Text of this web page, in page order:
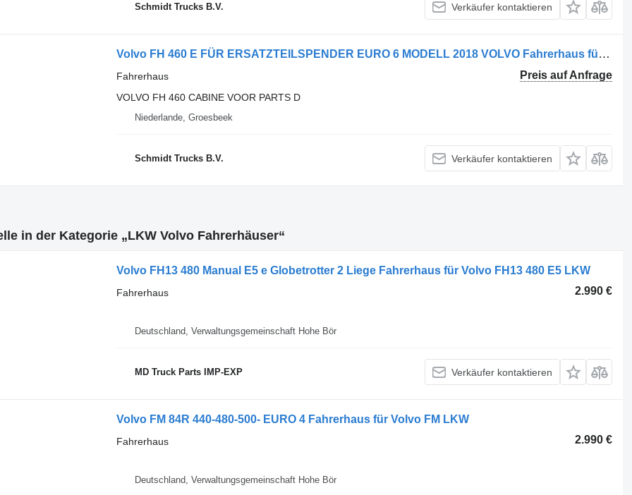
Schmidt Trucks B.V. Verkäufer kontaktieren
Volvo FH 460 E FÜR ERSATZTEILSPENDER EURO 6 MODELL 2018 VOLVO Fahrerhaus für LKW
Preis auf Anfrage
Fahrerhaus
VOLVO FH 460 CABINE VOOR PARTS D
Niederlande, Groesbeek
Schmidt Trucks B.V. Verkäufer kontaktieren
in der Kategorie „LKW Volvo Fahrerhäuser“
Volvo FH13 480 Manual E5 e Globetrotter 2 Liege Fahrerhaus für Volvo FH13 480 E5 LKW
2.990 €
Fahrerhaus
Deutschland, Verwaltungsgemeinschaft Hohe Bör
MD Truck Parts IMP-EXP Verkäufer kontaktieren
Volvo FM 84R 440-480-500- EURO 4 Fahrerhaus für Volvo FM LKW
2.990 €
Fahrerhaus
Deutschland, Verwaltungsgemeinschaft Hohe Bör